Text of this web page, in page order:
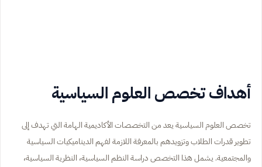
أهداف تخصص العلوم السياسية
تخصص العلوم السياسية يعد من التخصصات الأكاديمية الهامة التي تهدف إلى
تطوير قدرات الطلاب وتزويدهم بالمعرفة اللازمة لفهم الديناميكيات السياسية
والمجتمعية. يشمل هذا التخصص دراسة النظم السياسية، النظرية السياسية،